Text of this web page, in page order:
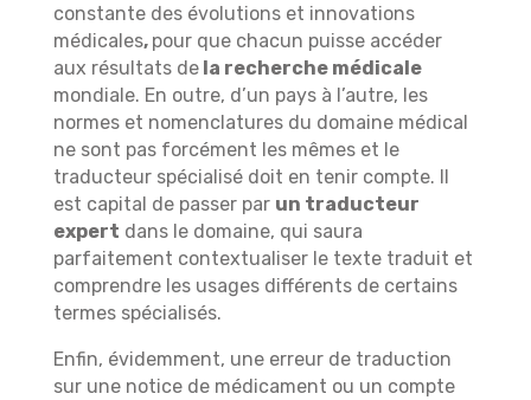
constante des évolutions et innovations
médicales, pour que chacun puisse accéder
aux résultats dela recherche médicale
mondiale. En outre, d’un pays à l’autre, les
normes et nomenclatures du domaine médical
ne sont pas forcément les mêmes et le
traducteur spécialisé doit en tenir compte. Il
est capital de passer par un traducteur
expert dans le domaine, qui saura
parfaitement contextualiser le texte traduit et
comprendre les usages différents de certains
termes spécialisés.
Enfin, évidemment, une erreur de traduction
sur une notice de médicament ou un compte